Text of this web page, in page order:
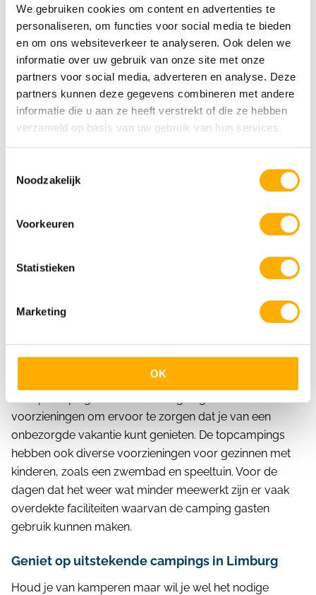
We gebruiken cookies om content en advertenties te
personaliseren, om functies voor social media te bieden
en om ons websiteverkeer te analyseren. Ook delen we
informatie over uw gebruik van onze site met onze
partners voor social media, adverteren en analyse. Deze
partners kunnen deze gegevens combineren met andere
informatie die u aan ze heeft verstrekt of die ze hebben
verzameld op basis van uw gebruik van hun services.
Noodzakelijk
Voorkeuren
Statistieken
Marketing
OK
Camping de Heldense Bossen
Binnen- en buitenbad
Kindercamping
Middenin het bos
Goede 5 sterren campings in een prachtige
De beste campings van Limburg zijn natuurlijk de
strenge eisen. Alleen als je op alle punten waarop de
camping de titel topcamping. Dit is dan ook een
predicaat wat de campings met gepaste trots voeren.
De voorzieningen op deze campings zijn van
uitstekende kwaliteit. Er is voldoende sanitair dat ook
uitstekend wordt schoongehouden. Daarnaast zijn er op
voorzieningen om ervoor te zorgen dat je van een
onbezorgde vakantie kunt genieten. De topcampings
hebben ook diverse voorzieningen voor gezinnen met
kinderen, zoals een zwembad en speeltuin. Voor de
dagen dat het weer wat minder meewerkt zijn er vaak
overdekte faciliteiten waarvan de camping gasten
gebruik kunnen maken.
Geniet op uitstekende campings in Limburg
Houd je van kamperen maar wil je wel het nodige